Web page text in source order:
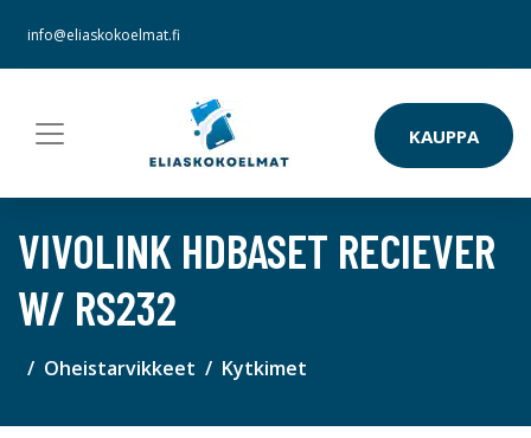
info@eliaskokoelmat.fi
KAUPPA
VIVOLINK HDBASET RECIEVER
W/ RS232
Oheistarvikkeet Kytkimet